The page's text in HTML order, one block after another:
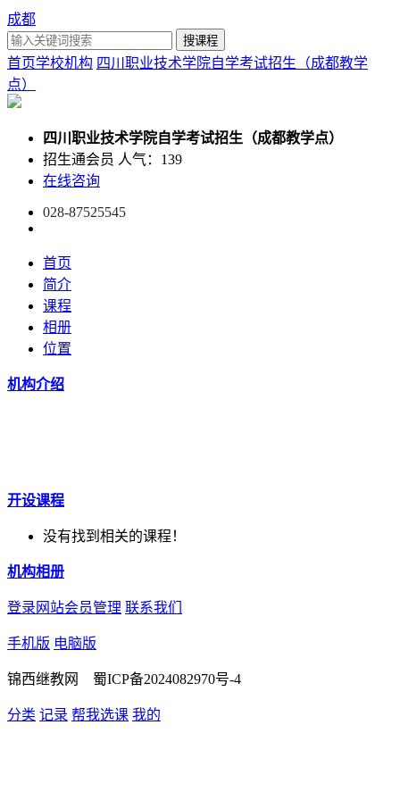
成都
首页学校机构 四川职业技术学院自学考试招生（成都教学
点）
四川职业技术学院自学考试招生（成都教学点）
招生通会员 人气：139
在线咨询
028-87525545
首页
简介
课程
相册
位置
机构介绍
开设课程
没有找到相关的课程！
机构相册
登录网站会员管理 联系我们
手机版 电脑版
锦西继教网 蜀ICP备2024082970号-4
分类 记录 帮我选课 我的